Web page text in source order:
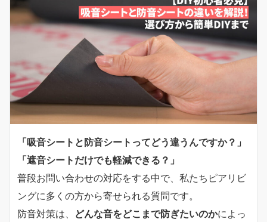
「吸音シートと防音シートってどう違うんですか？」
「遮音シートだけでも軽減できる？」
普段お問い合わせの対応をする中で、私たちピアリビ
ングに多くの方から寄せられる質問です。
防音対策は、
どんな音をどこまで防ぎたいのかによっ